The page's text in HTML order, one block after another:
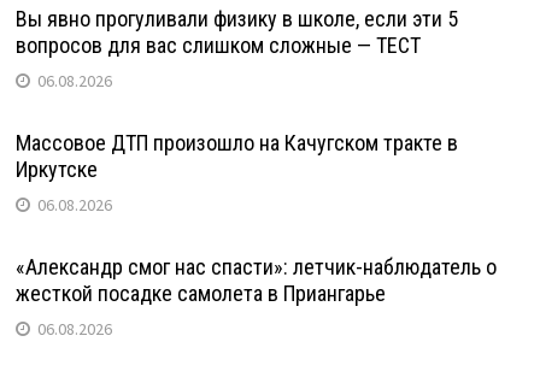
Вы явно прогуливали физику в школе, если эти 5
вопросов для вас слишком сложные — ТЕСТ
06.08.2026
Массовое ДТП произошло на Качугском тракте в
Иркутске
06.08.2026
«Александр смог нас спасти»: летчик-наблюдатель о
жесткой посадке самолета в Приангарье
06.08.2026